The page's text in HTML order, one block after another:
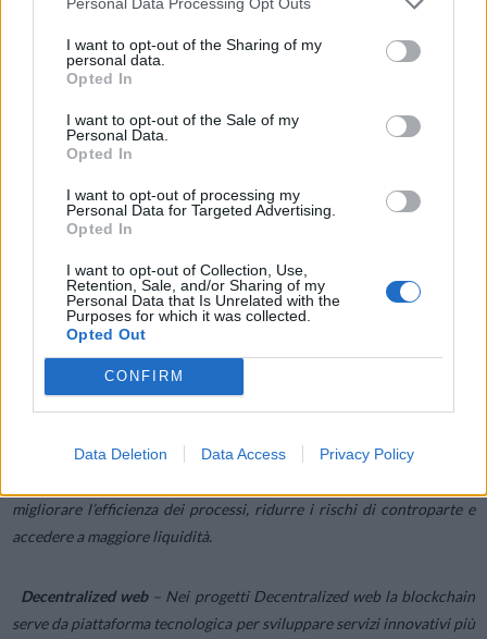
I want to opt-out of the Sharing of my
personal data.
Opted In
I want to opt-out of the Sale of my
Personal Data.
Opted In
I want to opt-out of processing my
Personal Data for Targeted Advertising.
Opted In
I want to opt-out of Collection, Use,
Retention, Sale, and/or Sharing of my
Personal Data that Is Unrelated with the
Purposes for which it was collected.
Opted Out
CONFIRM
Data Deletion Data Access Privacy Policy
competizione reciproca o seguendo logiche di integrazione
nell’ambito del web3”.
puntano ad ottimizzare i processi aziendali attraverso strumenti
come token e smart contract è attualmente il più diffuso. Nel 2023 se
al 2022. Incremento ottenuto nonostante i grandi progetti di
ecosistema del passato continuino a riscontrare difficoltà. Già nel
2022 diverse iniziative di rilievo come TradeLens e B3i erano state
interrotte. E anche nel 2023, alcuni progetti hanno dovuto affrontare
nuove sfide legate al mantenimento delle relazioni tra gli attori
coinvolti o all’insostenibilità economica. La crescita è principalmente
attribuibile alle numerose aziende che hanno sviluppato progetti di
tokenizzazione per innovare i processi aziendali. A spiccare è il
internazionale e italiano, come Mediobanca o Crédit Agricole Italia,
migliorare l’efficienza dei processi, ridurre i rischi di controparte e
accedere a maggiore liquidità.
Decentralized web– Nei progetti Decentralized webla blockchain
serve da piattaforma tecnologica per sviluppare servizi innovativi più